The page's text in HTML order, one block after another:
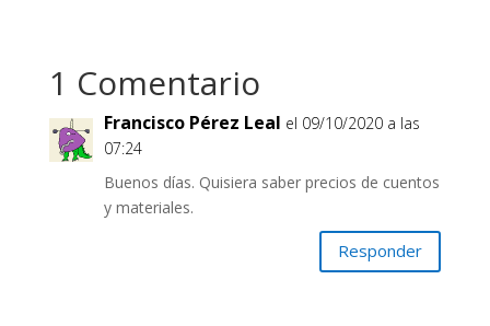
1 Comentario
Francisco Pérez Leal el 09/10/2020 a las
07:24
Buenos días. Quisiera saber precios de cuentos
y materiales.
Responder